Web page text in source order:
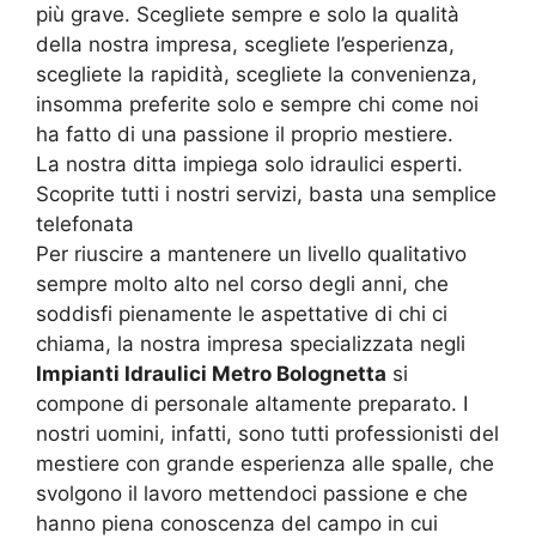
più grave. Scegliete sempre e solo la qualità
della nostra impresa, scegliete l’esperienza,
scegliete la rapidità, scegliete la convenienza,
insomma preferite solo e sempre chi come noi
ha fatto di una passione il proprio mestiere.
La nostra ditta impiega solo idraulici esperti.
Scoprite tutti i nostri servizi, basta una semplice
telefonata
Per riuscire a mantenere un livello qualitativo
sempre molto alto nel corso degli anni, che
soddisfi pienamente le aspettative di chi ci
chiama, la nostra impresa specializzata negli
Impianti Idraulici Metro Bolognetta si
compone di personale altamente preparato. I
nostri uomini, infatti, sono tutti professionisti del
mestiere con grande esperienza alle spalle, che
svolgono il lavoro mettendoci passione e che
hanno piena conoscenza del campo in cui